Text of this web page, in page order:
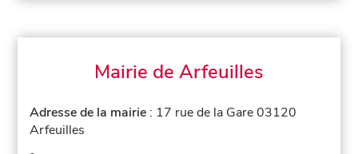
Mairie de Arfeuilles
Adresse de la mairie : 17 rue de la Gare 03120
Arfeuilles